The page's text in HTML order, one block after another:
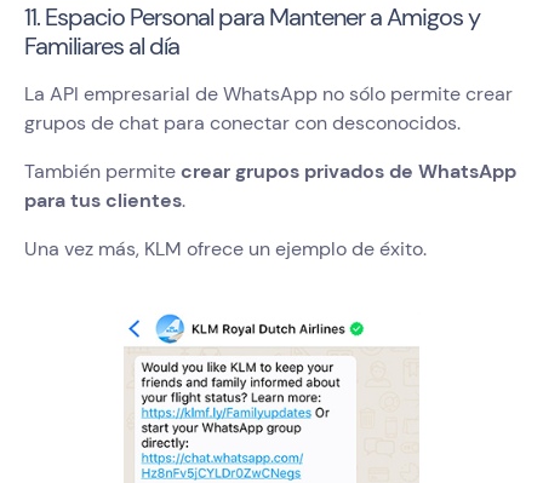
11. Espacio Personal para Mantener a Amigos y
Familiares al día
La API empresarial de WhatsApp no sólo permite crear
grupos de chat para conectar con desconocidos.
También permitecrear grupos privados de WhatsApp
para tus clientes.
Una vez más, KLM ofrece un ejemplo de éxito.